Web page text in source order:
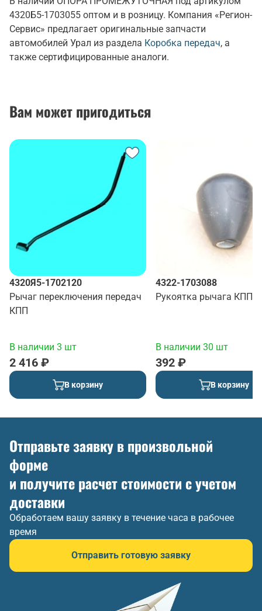
4320Б5-1703055 оптом и в розницу. Компания «Регион-
Сервис» предлагает оригинальные запчасти
автомобилей Урал из раздела Коробка передач, а
также сертифицированные аналоги.
Вам может пригодиться
4320Я5-1702120
Рычаг переключения передач
КПП
В наличии 3 шт
2 416 ₽
В корзину
4322-1703088
Рукоятка рычага КПП
В наличии 30 шт
392 ₽
В корзину
Отправьте заявку в произвольной
форме
и получите расчет стоимости с учетом
доставки
Обработаем вашу заявку в течение часа в рабочее
время
Отправить готовую заявку